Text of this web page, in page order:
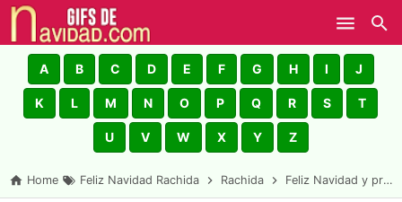
Skip to main content
A B C D E F G H I J
K L M N O P Q R S T
U V W X Y Z
Home Feliz Navidad Rachida Rachida Feliz Navidad y próspero Año Nuevo Rachida